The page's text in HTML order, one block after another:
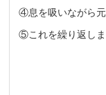
④息を吸いながら
⑤これを繰り返し